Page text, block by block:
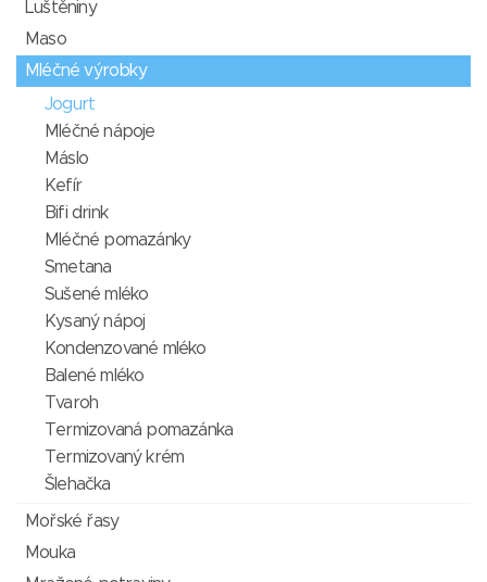
Luštěniny
Maso
Mléčné výrobky
Jogurt
Mléčné nápoje
Máslo
Kefír
Bifi drink
Mléčné pomazánky
Smetana
Sušené mléko
Kysaný nápoj
Kondenzované mléko
Balené mléko
Tvaroh
Termizovaná pomazánka
Termizovaný krém
Šlehačka
Mořské řasy
Mouka